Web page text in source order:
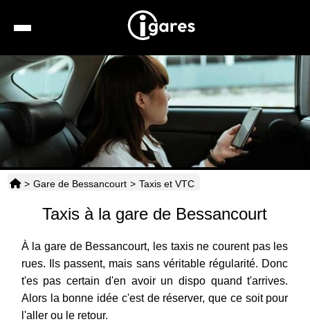
Recherche
Location de voiture
Hôtels
Taxis
> Gare de Bessancourt > Taxis et VTC
Taxis à la gare de Bessancourt
À la gare de Bessancourt, les taxis ne courent pas les
rues. Ils passent, mais sans véritable régularité. Donc
t'es pas certain d'en avoir un dispo quand t'arrives.
Alors la bonne idée c'est de réserver, que ce soit pour
l'aller ou le retour.